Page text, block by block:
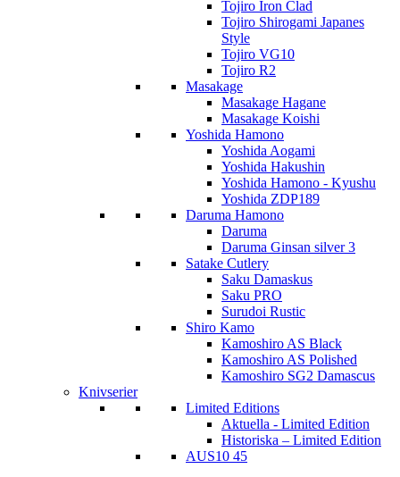
Tojiro Iron Clad
Tojiro Shirogami Japanes
Style
Tojiro VG10
Tojiro R2
Masakage
Masakage Hagane
Masakage Koishi
Yoshida Hamono
Yoshida Aogami
Yoshida Hakushin
Yoshida Hamono - Kyushu
Yoshida ZDP189
Daruma Hamono
Daruma
Daruma Ginsan silver 3
Satake Cutlery
Saku Damaskus
Saku PRO
Surudoi Rustic
Shiro Kamo
Kamoshiro AS Black
Kamoshiro AS Polished
Kamoshiro SG2 Damascus
Knivserier
Limited Editions
Aktuella - Limited Edition
Historiska – Limited Edition
AUS10 45